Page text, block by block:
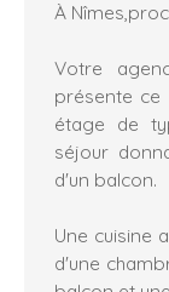
À
Votre
présente ce
étage de
séjour
d'un balcon.
Une cuisine
d'une